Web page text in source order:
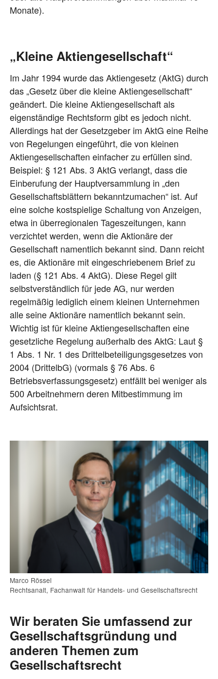
Monate).
„Kleine Aktiengesellschaft“
Im Jahr 1994 wurde das Aktiengesetz (AktG) durch
das „Gesetz über die kleine Aktiengesellschaft“
geändert. Die kleine Aktiengesellschaft als
eigenständige Rechtsform gibt es jedoch nicht.
Allerdings hat der Gesetzgeber im AktG eine Reihe
von Regelungen eingeführt, die von kleinen
Aktiengesellschaften einfacher zu erfüllen sind.
Beispiel: § 121 Abs. 3 AktG verlangt, dass die
Einberufung der Hauptversammlung in „den
Gesellschaftsblättern bekanntzumachen“ ist. Auf
eine solche kostspielige Schaltung von Anzeigen,
etwa in überregionalen Tageszeitungen, kann
verzichtet werden, wenn die Aktionäre der
Gesellschaft namentlich bekannt sind. Dann reicht
es, die Aktionäre mit eingeschriebenem Brief zu
laden (§ 121 Abs. 4 AktG). Diese Regel gilt
selbstverständlich für jede AG, nur werden
regelmäßig lediglich einem kleinen Unternehmen
alle seine Aktionäre namentlich bekannt sein.
Wichtig ist für kleine Aktiengesellschaften eine
gesetzliche Regelung außerhalb des AktG: Laut §
1 Abs. 1 Nr. 1 des Drittelbeteiligungsgesetzes von
2004 (DrittelbG) (vormals § 76 Abs. 6
Betriebsverfassungsgesetz) entfällt bei weniger als
500 Arbeitnehmern deren Mitbestimmung im
Aufsichtsrat.
Marco Rössel
Rechtsanalt, Fachanwalt für Handels- und Gesellschaftsrecht
Wir beraten Sie umfassend zur
Gesellschaftsgründung und
anderen Themen zum
Gesellschaftsrecht